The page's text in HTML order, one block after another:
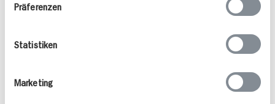
Präferenzen
Statistiken
Marketing
Bouillabaise mit Sauce